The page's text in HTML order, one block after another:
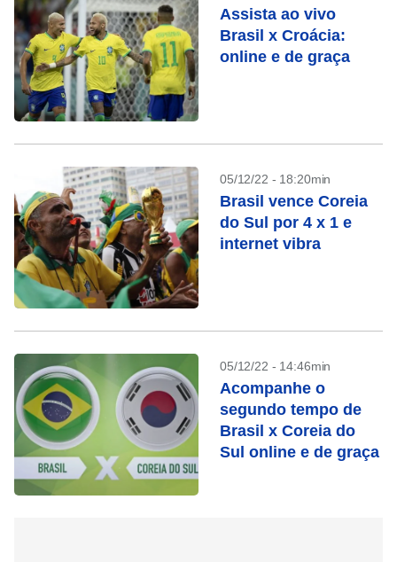
Assista ao vivo
Brasil x Croácia:
online e de graça
05/12/22 - 18:20min
Brasil vence Coreia
do Sul por 4 x 1 e
internet vibra
05/12/22 - 14:46min
Acompanhe o
segundo tempo de
Brasil x Coreia do
Sul online e de graça